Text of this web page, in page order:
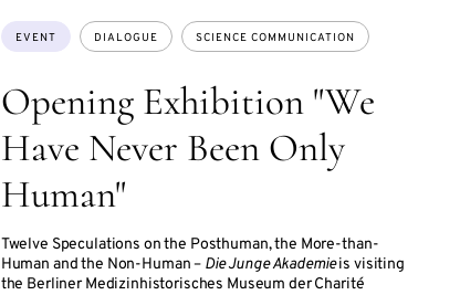
Opening Exhibition "We
Have Never Been Only
Human"
Twelve Speculations on the Posthuman, the More-than-
Human and the Non-Human – Die Junge Akademieis visiting
the Berliner Medizinhistorisches Museum der Charité
Topics:
EVENT DIALOGUE SCIENCE COMMUNICATION